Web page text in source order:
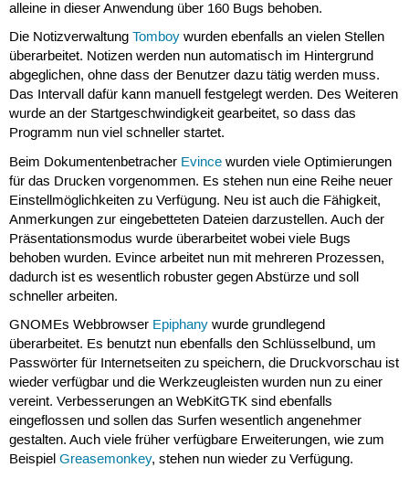
alleine in dieser Anwendung über 160 Bugs behoben.
Die Notizverwaltung Tomboywurden ebenfalls an vielen Stellen
überarbeitet. Notizen werden nun automatisch im Hintergrund
abgeglichen, ohne dass der Benutzer dazu tätig werden muss.
Das Intervall dafür kann manuell festgelegt werden. Des Weiteren
wurde an der Startgeschwindigkeit gearbeitet, so dass das
Programm nun viel schneller startet.
Beim Dokumentenbetracher Evincewurden viele Optimierungen
für das Drucken vorgenommen. Es stehen nun eine Reihe neuer
Einstellmöglichkeiten zu Verfügung. Neu ist auch die Fähigkeit,
Anmerkungen zur eingebetteten Dateien darzustellen. Auch der
Präsentationsmodus wurde überarbeitet wobei viele Bugs
behoben wurden. Evince arbeitet nun mit mehreren Prozessen,
dadurch ist es wesentlich robuster gegen Abstürze und soll
schneller arbeiten.
GNOMEs Webbrowser Epiphanywurde grundlegend
überarbeitet. Es benutzt nun ebenfalls den Schlüsselbund, um
Passwörter für Internetseiten zu speichern, die Druckvorschau ist
wieder verfügbar und die Werkzeugleisten wurden nun zu einer
vereint. Verbesserungen an WebKitGTK sind ebenfalls
eingeflossen und sollen das Surfen wesentlich angenehmer
gestalten. Auch viele früher verfügbare Erweiterungen, wie zum
Beispiel Greasemonkey, stehen nun wieder zu Verfügung.